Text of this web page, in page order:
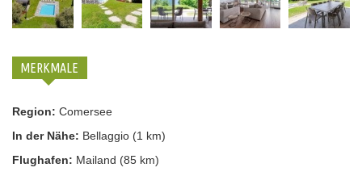
MERKMALE
Region: Comersee
In der Nähe: Bellaggio (1 km)
Flughafen: Mailand (85 km)